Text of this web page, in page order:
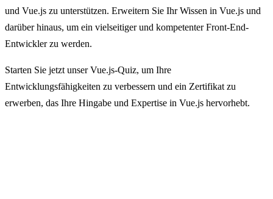
und Vue.js zu unterstützen. Erweitern Sie Ihr Wissen in Vue.js und
darüber hinaus, um ein vielseitiger und kompetenter Front-End-
Entwickler zu werden.
Starten Sie jetzt unser Vue.js-Quiz, um Ihre
Entwicklungsfähigkeiten zu verbessern und ein Zertifikat zu
erwerben, das Ihre Hingabe und Expertise in Vue.js hervorhebt.